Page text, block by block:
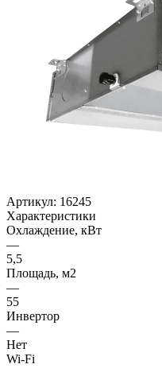
Артикул: 16245
Характеристики
Охлаждение, кВт
—
5,5
Площадь, м2
—
55
Инвертор
—
Нет
Wi-Fi